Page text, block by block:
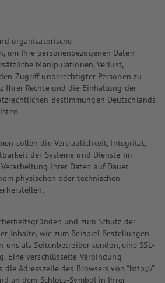
organisatorische
um Ihre personenbezogenen Daten
Manipulationen, Verlust,
Zugriff unberechtigter Personen zu
Ihrer Rechte und die Einhaltung der
Bestimmungen Deutschlands
sollen die Vertraulichkeit, Integrität,
der Systeme und Dienste im
Ihrer Daten auf Dauer
physischen oder technischen
und zum Schutz der
Inhalte, wie zum Beispiel Bestellungen
uns als Seitenbetreiber senden, eine SSL-
Eine verschlüsselte Verbindung
die Adresszeile des Browsers von “http://”
an dem Schloss-Symbol in Ihrer